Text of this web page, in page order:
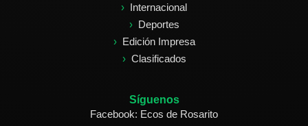
Internacional
Deportes
Edición Impresa
Clasificados
Síguenos
Facebook: Ecos de Rosarito